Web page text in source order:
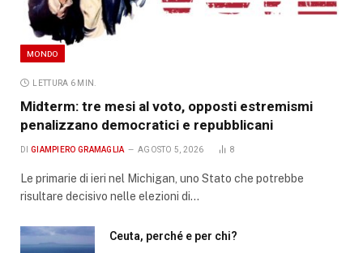
MONDO
LETTURA 6 MIN.
Midterm: tre mesi al voto, opposti estremismi
penalizzano democratici e repubblicani
DI GIAMPIERO GRAMAGLIA AGOSTO 5, 2026 8
Le primarie di ieri nel Michigan, uno Stato che potrebbe
risultare decisivo nelle elezioni di…
Ceuta, perché e per chi?